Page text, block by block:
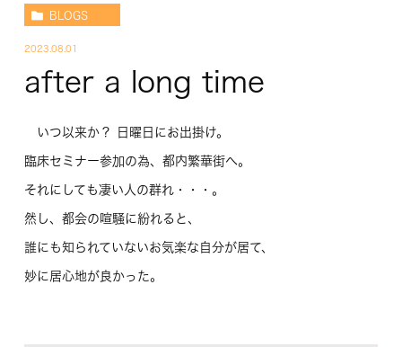
BLOGS
2023.08.01
after a long time
いつ以来か？ 日曜日にお出掛け。
臨床セミナー参加の為、都内繁華街へ。
それにしても凄い人の群れ・・・。
然し、都会の喧騒に紛れると、
誰にも知られていないお気楽な自分が居て、
妙に居心地が良かった。